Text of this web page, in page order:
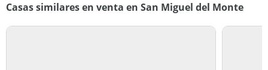
Casas similares en venta en San Miguel del Monte